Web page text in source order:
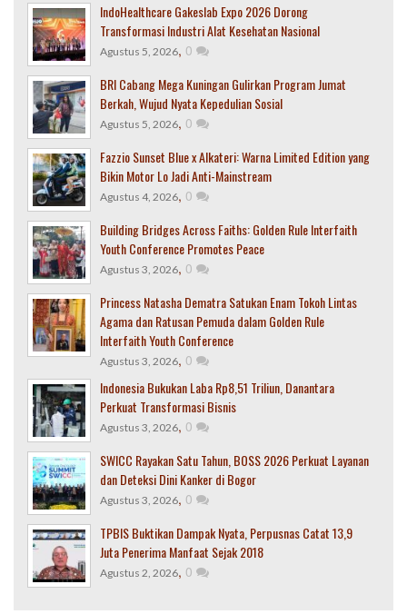
IndoHealthcare Gakeslab Expo 2026 Dorong
Transformasi Industri Alat Kesehatan Nasional
Agustus 5, 2026, 0
BRI Cabang Mega Kuningan Gulirkan Program Jumat
Berkah, Wujud Nyata Kepedulian Sosial
Agustus 5, 2026, 0
Fazzio Sunset Blue x Alkateri: Warna Limited Edition yang
Bikin Motor Lo Jadi Anti-Mainstream
Agustus 4, 2026, 0
Building Bridges Across Faiths: Golden Rule Interfaith
Youth Conference Promotes Peace
Agustus 3, 2026, 0
Princess Natasha Dematra Satukan Enam Tokoh Lintas
Agama dan Ratusan Pemuda dalam Golden Rule
Interfaith Youth Conference
Agustus 3, 2026, 0
Indonesia Bukukan Laba Rp8,51 Triliun, Danantara
Perkuat Transformasi Bisnis
Agustus 3, 2026, 0
SWICC Rayakan Satu Tahun, BOSS 2026 Perkuat Layanan
dan Deteksi Dini Kanker di Bogor
Agustus 3, 2026, 0
TPBIS Buktikan Dampak Nyata, Perpusnas Catat 13,9
Juta Penerima Manfaat Sejak 2018
Agustus 2, 2026, 0